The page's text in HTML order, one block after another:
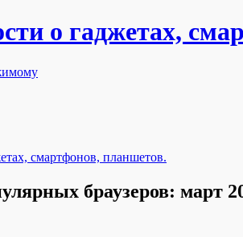
о гаджетах,
браузеров: март